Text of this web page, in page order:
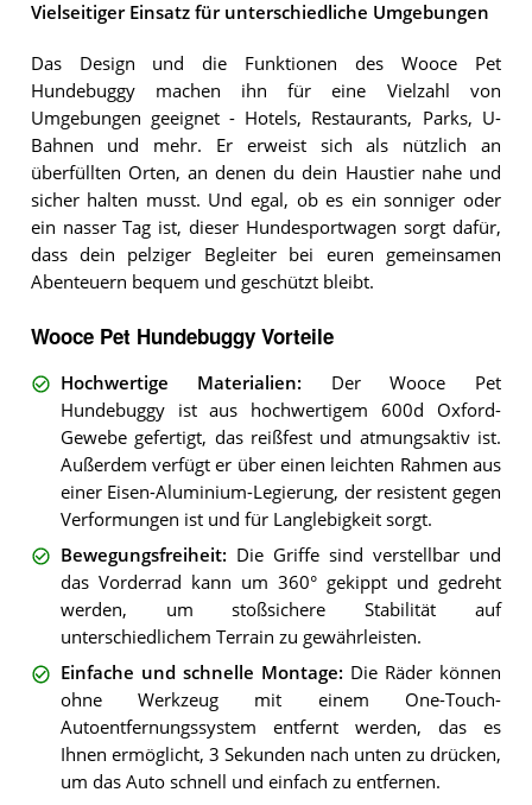
Vielseitiger Einsatz für unterschiedliche Umgebungen
Das Design und die Funktionen des Wooce Pet
Hundebuggy machen ihn für eine Vielzahl von
Umgebungen geeignet - Hotels, Restaurants, Parks, U-
Bahnen und mehr. Er erweist sich als nützlich an
überfüllten Orten, an denen du dein Haustier nahe und
sicher halten musst. Und egal, ob es ein sonniger oder
ein nasser Tag ist, dieser Hundesportwagen sorgt dafür,
dass dein pelziger Begleiter bei euren gemeinsamen
Abenteuern bequem und geschützt bleibt.
Wooce Pet Hundebuggy Vorteile
Hochwertige Materialien: Der Wooce Pet
Hundebuggy ist aus hochwertigem 600d Oxford-
Gewebe gefertigt, das reißfest und atmungsaktiv ist.
Außerdem verfügt er über einen leichten Rahmen aus
einer Eisen-Aluminium-Legierung, der resistent gegen
Verformungen ist und für Langlebigkeit sorgt.
Bewegungsfreiheit: Die Griffe sind verstellbar und
das Vorderrad kann um 360° gekippt und gedreht
werden, um stoßsichere Stabilität auf
unterschiedlichem Terrain zu gewährleisten.
Einfache und schnelle Montage: Die Räder können
ohne Werkzeug mit einem One-Touch-
Autoentfernungssystem entfernt werden, das es
Ihnen ermöglicht, 3 Sekunden nach unten zu drücken,
um das Auto schnell und einfach zu entfernen.